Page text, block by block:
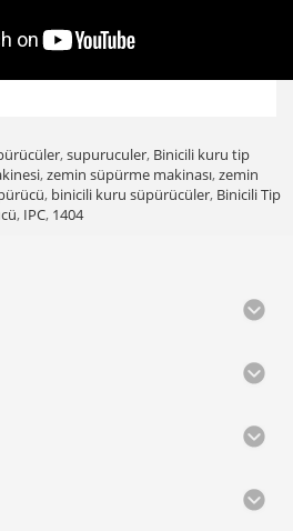
,supuruculer, Binicili kuru tip
,zemin süpürme makinası,zemin
, binicili kuru süpürücüler, Binicili Tip
, IPC, 1404